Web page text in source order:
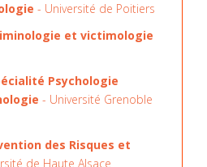
- Université de Poitiers
et victimologie
Psychologie
- Université Grenoble
des Risques et
de Haute Alsace